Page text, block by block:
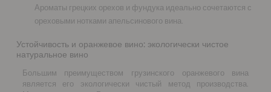
Ароматы грецких орехов и фундука идеально сочетаются с
ореховыми нотками апельсинового вина.
Устойчивость и оранжевое вино: экологически чистое
натуральное вино
Большим преимуществом грузинского оранжевого вина
является его экологически чистый метод производства.